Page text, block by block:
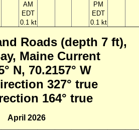
AM
EDT
0.1 kt
PM
EDT
0.1 kt
Roads (depth 7 ft),
Maine Current
N, 70.2157° W
327° true
164° true
April 2026